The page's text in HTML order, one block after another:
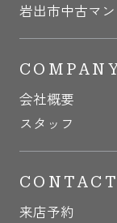
岩出市中古マ
会社概要
スタッフ
CONTACT
来店予約